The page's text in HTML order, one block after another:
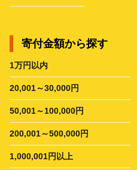
寄付金額から探す
1万円以内
20,001～30,000円
50,001～100,000円
200,001～500,000円
1,000,001円以上